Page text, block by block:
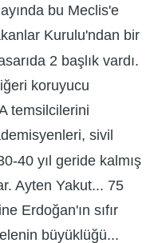
bu Meclis'e
Kurulu'ndan bir
2 başlık vardı.
koruyucu
temsilcilerini
sivil
40 yıl geride kalmış
Ayten Yakut... 75
Erdoğan'ın sıfır
büyüklüğü...